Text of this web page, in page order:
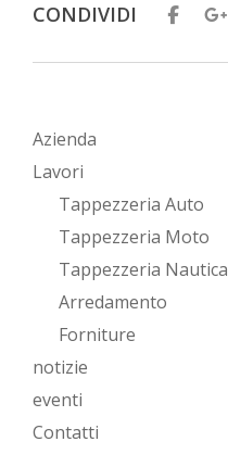
CONDIVIDI
Azienda
Lavori
Tappezzeria Auto
Tappezzeria Moto
Tappezzeria Nautica
Arredamento
Forniture
notizie
eventi
Contatti